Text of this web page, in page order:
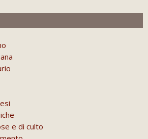
e di culto